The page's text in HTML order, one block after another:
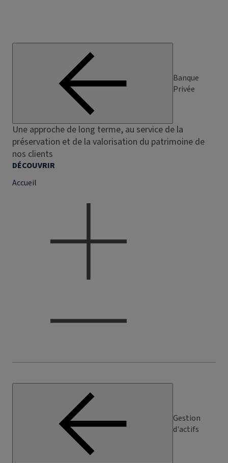
Banque
Privée
Une approche de long terme, au service de la
préservation et de la valorisation du patrimoine de
nos clients
DÉCOUVRIR
Accueil
Gestion
d'actifs